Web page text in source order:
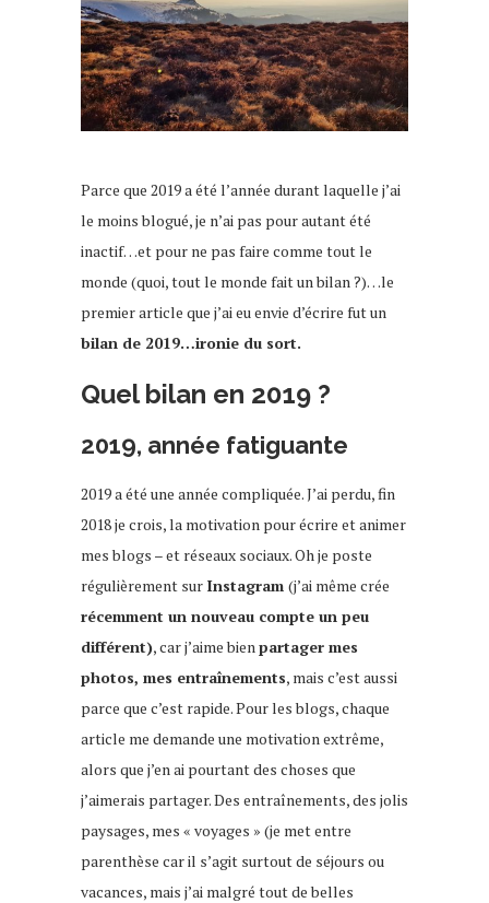
Parce que 2019 a été l’année durant laquelle j’ai
le moins blogué, je n’ai pas pour autant été
inactif…et pour ne pas faire comme tout le
monde (quoi, tout le monde fait un bilan ?)…le
premier article que j’ai eu envie d’écrire fut un
bilan de 2019…ironie du sort.
Quel bilan en 2019 ?
2019, année fatiguante
2019 a été une année compliquée. J’ai perdu, fin
2018 je crois, la motivation pour écrire et animer
mes blogs – et réseaux sociaux. Oh je poste
régulièrement sur Instagram (j’ai même crée
récemment un nouveau compte un peu
différent), car j’aime bienpartager mes
photos, mes entraînements, mais c’est aussi
parce que c’est rapide. Pour les blogs, chaque
article me demande une motivation extrême,
alors que j’en ai pourtant des choses que
j’aimerais partager. Des entraînements, des jolis
paysages, mes « voyages » (je met entre
parenthèse car il s’agit surtout de séjours ou
vacances, mais j’ai malgré tout de belles